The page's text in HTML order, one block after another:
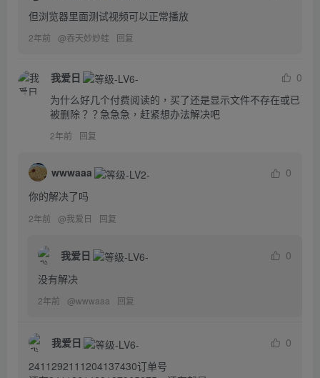
但浏览器里面测试视频可以正常播放
2年前 @吞天妙妙蛙 回复
我爱日
0
为什么好几个付费阅读的，买了还是显示文件不存在或已
被删除？？急急急，赶紧想办法解决吧
2年前 回复
wwwaaa
0
你的解决了吗
2年前 @我爱日 回复
我爱日
0
没有解决
2年前 @wwwaaa 回复
我爱日
0
2411292111204137430订单号